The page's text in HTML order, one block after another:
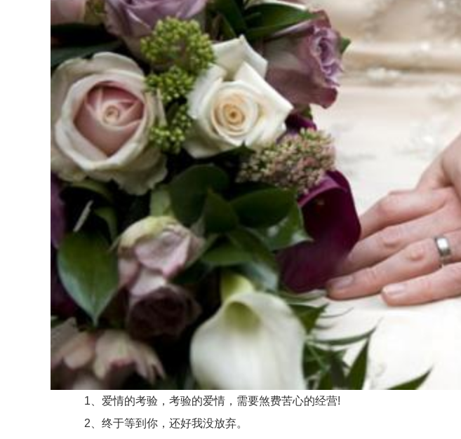
1、爱情的考验，考验的爱情，需要煞费苦心的经营!
2、终于等到你，还好我没放弃。